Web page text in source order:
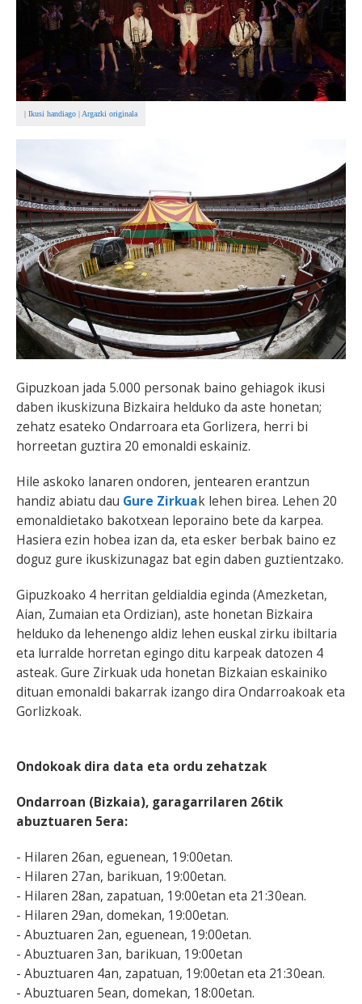
... AUKERA GEHIAGO
Ikusi handiago Argazki originala
Gipuzkoan jada 5.000 personak baino gehiagok ikusi
daben ikuskizuna Bizkaira helduko da aste honetan;
zehatz esateko Ondarroara eta Gorlizera, herri bi
horreetan guztira 20 emonaldi eskainiz.
Hile askoko lanaren ondoren, jentearen erantzun
handiz abiatu dau Gure Zirkuak lehen birea. Lehen 20
emonaldietako bakotxean leporaino bete da karpea.
Hasiera ezin hobea izan da, eta esker berbak baino ez
doguz gure ikuskizunagaz bat egin daben guztientzako.
Gipuzkoako 4 herritan geldialdia eginda (Amezketan,
Aian, Zumaian eta Ordizian), aste honetan Bizkaira
helduko da lehenengo aldiz lehen euskal zirku ibiltaria
eta lurralde horretan egingo ditu karpeak datozen 4
asteak. Gure Zirkuak uda honetan Bizkaian eskainiko
dituan emonaldi bakarrak izango dira Ondarroakoak eta
Gorlizkoak.
Ondokoak dira data eta ordu zehatzak
Ondarroan (Bizkaia), garagarrilaren 26tik
abuztuaren 5era:
- Hilaren 26an, eguenean, 19:00etan.
- Hilaren 27an, barikuan, 19:00etan.
- Hilaren 28an, zapatuan, 19:00etan eta 21:30ean.
- Hilaren 29an, domekan, 19:00etan.
- Abuztuaren 2an, eguenean, 19:00etan.
- Abuztuaren 3an, barikuan, 19:00etan
- Abuztuaren 4an, zapatuan, 19:00etan eta 21:30ean.
- Abuztuaren 5ean, domekan, 18:00etan.